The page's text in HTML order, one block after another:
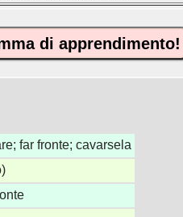
di apprendimento!
far fronte; cavarsela